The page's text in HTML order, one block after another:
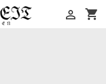
shopping_cart
